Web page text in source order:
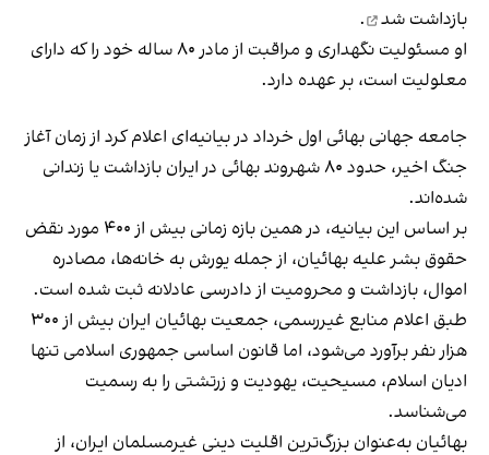
بازداشت شد
.
او مسئولیت نگهداری و مراقبت از مادر ۸۰ ساله خود را که دارای
معلولیت است، بر عهده دارد.
جامعه جهانی بهائی اول خرداد در بیانیه‌ای اعلام کرد از زمان آغاز
جنگ اخیر، حدود ۸۰ شهروند بهائی در ایران بازداشت یا زندانی
شده‌اند.
بر اساس این بیانیه، در همین بازه زمانی بیش از ۴۰۰ مورد نقض
حقوق بشر علیه بهائیان، از جمله یورش به خانه‌ها، مصادره
اموال، بازداشت و محرومیت از دادرسی عادلانه ثبت شده است.
طبق اعلام منابع غیررسمی، جمعیت بهائیان ایران بیش از ۳۰۰
هزار نفر برآورد می‌شود، اما قانون اساسی جمهوری اسلامی تنها
ادیان اسلام، مسیحیت، یهودیت و زرتشتی را به رسمیت
می‌شناسد.
بهائیان به‌عنوان بزرگ‌ترین اقلیت دینی غیرمسلمان ایران، از